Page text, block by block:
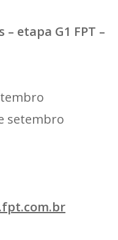
etapa G1 FPT –
setembro